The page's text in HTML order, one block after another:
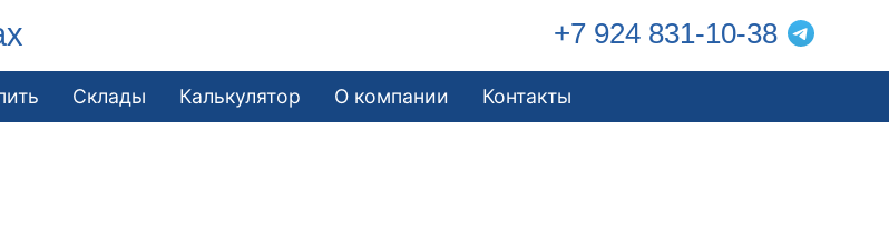
+7 924 831-10-38
Склады Калькулятор О компании Контакты